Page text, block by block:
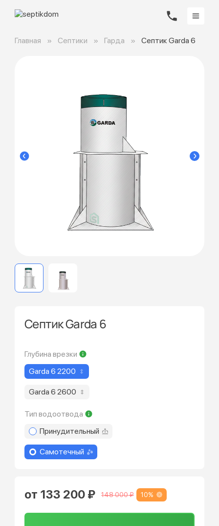
Главная Септики Гарда Септик Garda 6
Септик Garda 6
Глубина врезки
Garda 6 2200
Garda 6 2600
Тип водоотвода
Принудительный
Самотечный
от 133 200 ₽ 148 000 ₽ 10%